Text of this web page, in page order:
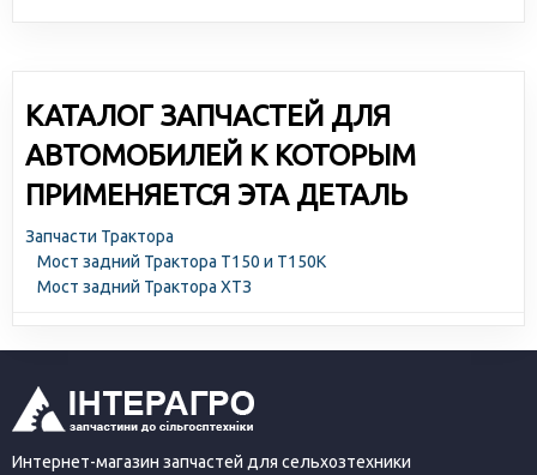
КАТАЛОГ ЗАПЧАСТЕЙ ДЛЯ
АВТОМОБИЛЕЙ К КОТОРЫМ
ПРИМЕНЯЕТСЯ ЭТА ДЕТАЛЬ
Запчасти Трактора
Мост задний Трактора Т150 и Т150К
Мост задний Трактора ХТЗ
Интернет-магазин запчастей для сельхозтехники